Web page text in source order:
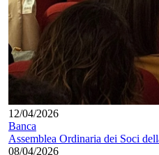
12/04/2026
Banca
Assemblea Ordinaria dei Soci
08/04/2026